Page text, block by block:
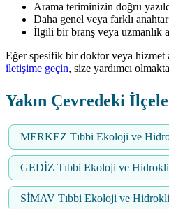
Arama teriminizin doğru
Daha genel veya farklı
İlgili bir branş veya uzmanlık
Eğer spesifik bir doktor veya hizmet
iletişime geçin, size yardımcı
Yakın Çevredeki
MERKEZ Tıbbi Ekoloji ve
GEDİZ Tıbbi Ekoloji ve
SİMAV Tıbbi Ekoloji ve